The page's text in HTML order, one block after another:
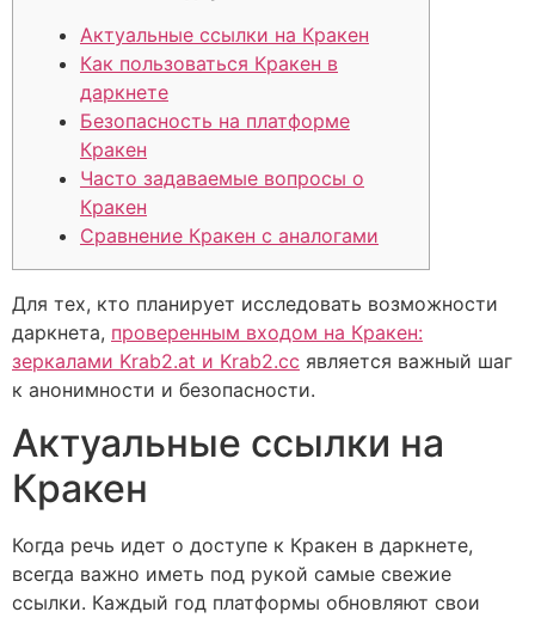
Актуальные ссылки на Кракен
Как пользоваться Кракен в
даркнете
Безопасность на платформе
Кракен
Часто задаваемые вопросы о
Кракен
Сравнение Кракен с аналогами
Для тех, кто планирует исследовать возможности
даркнета, проверенным входом на Кракен:
зеркалами Krab2.at и Krab2.cc является важный шаг
к анонимности и безопасности.
Актуальные ссылки на
Кракен
Когда речь идет о доступе к Кракен в даркнете,
всегда важно иметь под рукой самые свежие
ссылки. Каждый год платформы обновляют свои